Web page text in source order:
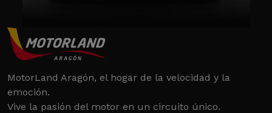
MotorLand Aragón, el hogar de la velocidad y la
emoción.
Vive la pasión del motor en un circuito único.